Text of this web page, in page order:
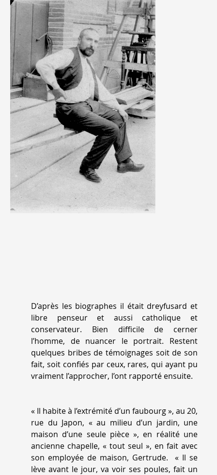
SCIENTIFIQUE
ET
COLLECTIONS
FONDS
INSTRUMENTAL
D’après les biographes il était dreyfusard et
libre penseur et aussi catholique et
conservateur. Bien difficile de cerner
l’homme, de nuancer le portrait. Restent
quelques bribes de témoignages soit de son
fait, soit confiés par ceux, rares, qui ayant pu
vraiment l’approcher, l’ont rapporté ensuite.
« Il habite à l’extrémité d’un faubourg», au 20,
rue du Japon, «au milieu d’un jardin, une
maison d’une seule pièce», en réalité une
ancienne chapelle, « tout seul », en fait avec
son employée de maison, Gertrude. « Il se
lève avant le jour, va voir ses poules, fait un